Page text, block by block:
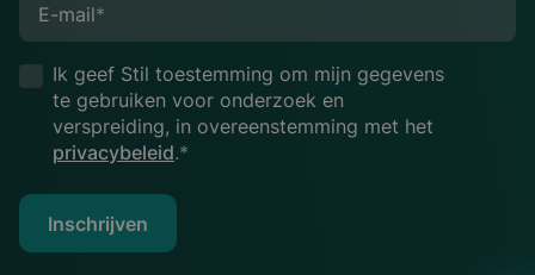
E-mail*
Ik geef Stil toestemming om mijn gegevens
te gebruiken voor onderzoek en
verspreiding, in overeenstemming met het
privacybeleid.*
Inschrijven